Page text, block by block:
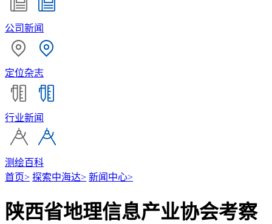
公司新闻
定位杂志
行业新闻
测绘百科
首页> 探索中海达> 新闻中心>
陕西省地理信息产业协会考察